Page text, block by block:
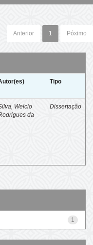
Anterior 1 Póximo
Tipo
Welcio
da
Dissertação
1